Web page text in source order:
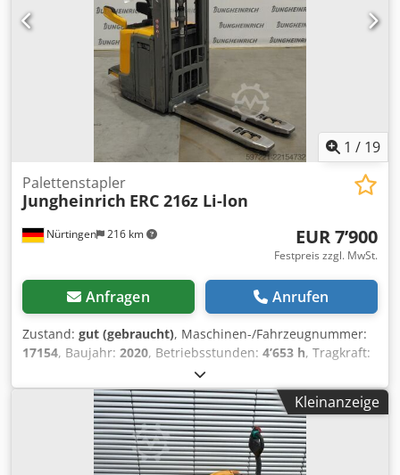
1 / 19
Nürtingen 216 km
Palettenstapler
Jungheinrich ERC 216z Li-lon
EUR 7’900
Festpreis zzgl. MwSt.
Anfragen Anrufen
Zustand: gut (gebraucht), Maschinen-/Fahrzeugnummer:
17154, Baujahr: 2020, Betriebsstunden: 4’653 h, Tragkraft:
5’250 mm, Freihub:
Lastschwerpunkt:600 mm, Kraftstofftyp:elektrisch,
Triplex, Bauhöhe:2’250 mm, Batteriespannung:
, Gabellänge:1’150 mm, Gesamtgewicht:1’530 kg
5227591 Seriennummer: 90618512 Dwsdpfxszfdtpo Afxoa
Batterieangaben: 24 V
Kleinanzeige